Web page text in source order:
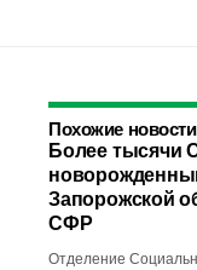
Похожие новости
Более тысячи
Запорожской
СФР
Отделение